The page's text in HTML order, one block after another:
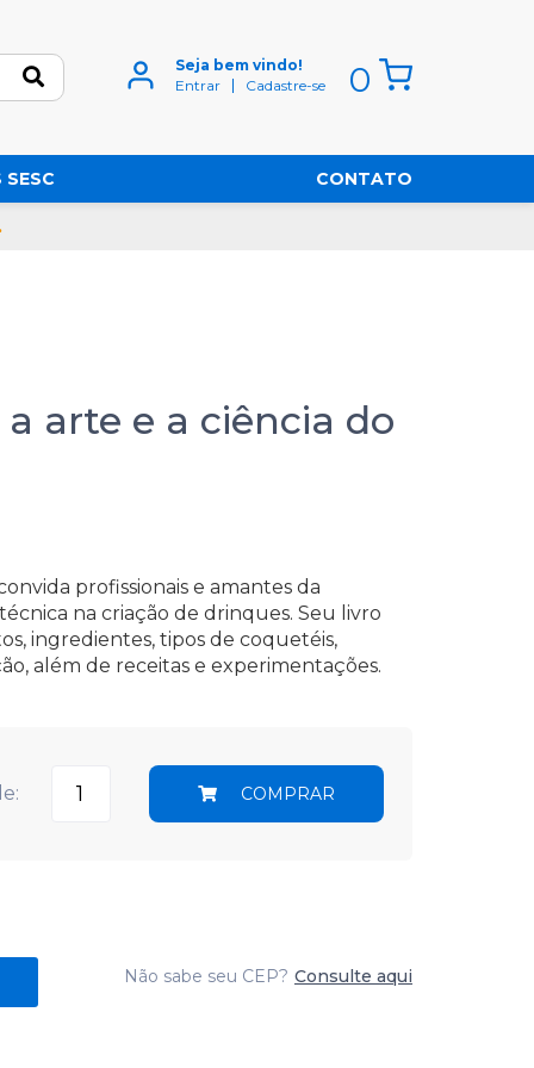
Seja bem vindo!
Entrar
Cadastre-se 0
SESC CONTATO
arte e a ciência do
profissionais e amantes da
na criação de drinques. Seu livro
ingredientes, tipos de coquetéis,
além de receitas e experimentações.
COMPRAR
Não sabe seu CEP? Consulte aqui